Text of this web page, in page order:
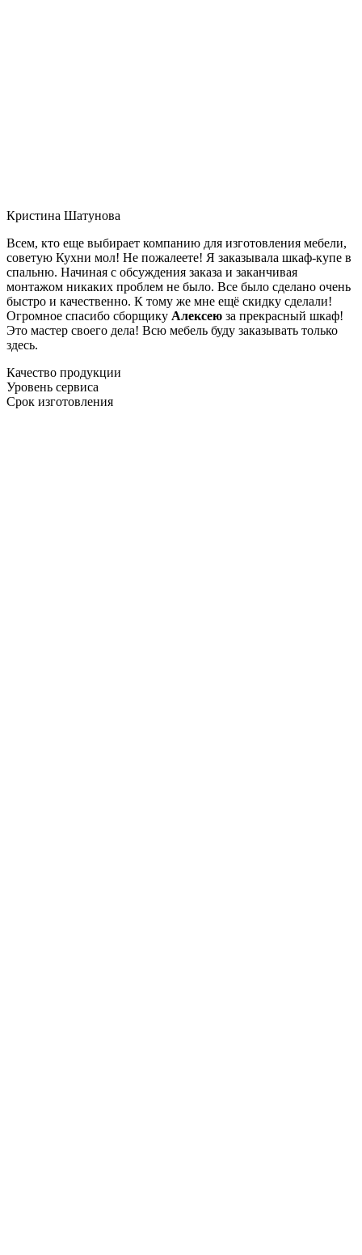
Кристина Шатунова
Всем, кто еще выбирает компанию для изготовления мебели,
советую Кухни мол! Не пожалеете! Я заказывала шкаф-купе в
спальню. Начиная с обсуждения заказа и заканчивая
монтажом никаких проблем не было. Все было сделано очень
быстро и качественно. К тому же мне ещё скидку сделали!
Огромное спасибо сборщику Алексею за прекрасный шкаф!
Это мастер своего дела! Всю мебель буду заказывать только
здесь.
Качество продукции
Уровень сервиса
Срок изготовления